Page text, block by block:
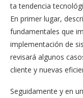
ta tendencia
En primer lugar,
fundamentales que
implementación de
revisará algunos
cliente y nuevas
Seguidamente y en